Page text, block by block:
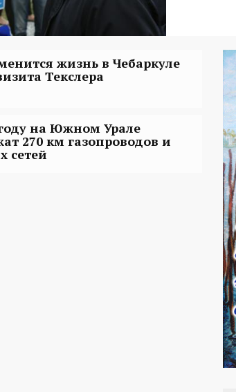
жизнь в Чебаркуле
Текслера
на Южном Урале
270 км газопроводов и
сетей